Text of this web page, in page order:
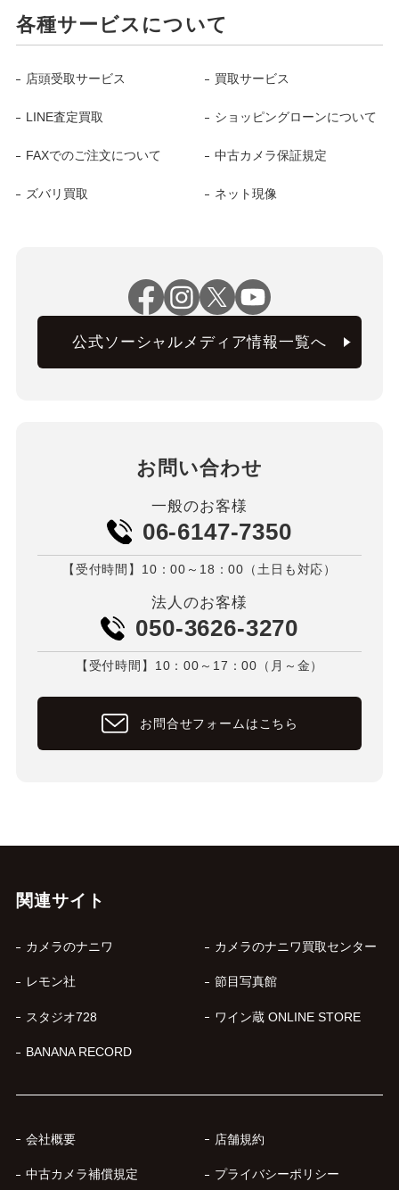
各種サービスについて
店頭受取サービス 買取サービス
LINE査定買取 ショッピングローンについて
FAXでのご注文について 中古カメラ保証規定
ズバリ買取 ネット現像
公式ソーシャルメディア情報一覧へ
お問い合わせ
一般のお客様
06-6147-7350
【受付時間】10：00～18：00（土日も対応）
法人のお客様
050-3626-3270
【受付時間】10：00～17：00（月～金）
お問合せフォームはこちら
関連サイト
カメラのナニワ カメラのナニワ買取センター
レモン社 節目写真館
スタジオ728 ワイン蔵 ONLINE STORE
BANANA RECORD
会社概要 店舗規約
中古カメラ補償規定 プライバシーポリシー